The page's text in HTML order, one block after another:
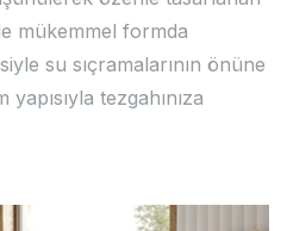
mükemmel formda
su sıçramalarının önüne
tezgahınıza